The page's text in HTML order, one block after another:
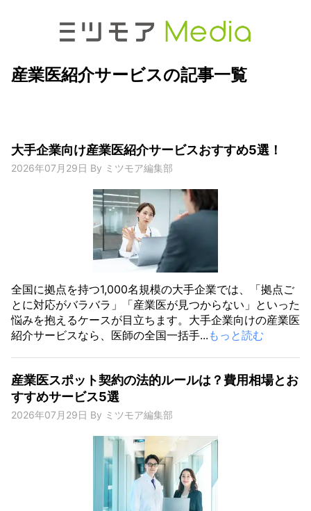
産業医紹介サービスの記事一覧
大手企業向け産業医紹介サービスおすすめ5選！
2026年07月29日 By ミツモア編集部
全国に拠点を持つ1,000名規模の大手企業では、「拠点ご
とに対応がバラバラ」「産業医が見つからない」といった
悩みを抱えるケースが目立ちます。大手企業向けの産業医
紹介サービスなら、医師の全国一括手... もっと読む
産業医スポット契約の法的ルールは？費用相場とお
すすめサービス5選
2026年07月29日 By ミツモア編集部